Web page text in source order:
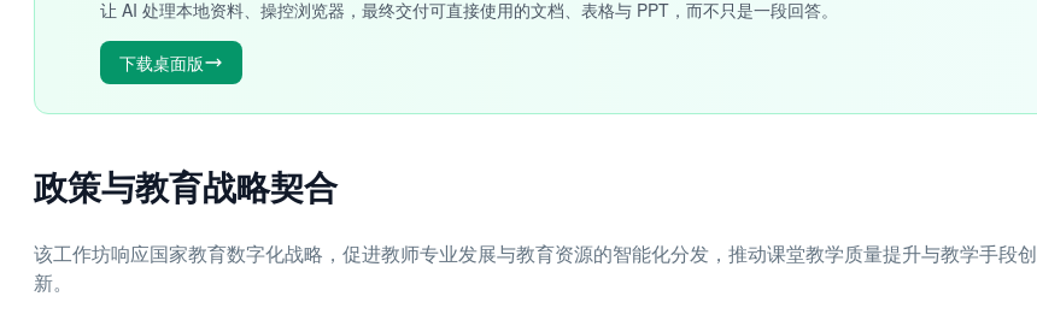
让 AI 处理本地资料、操控浏览器，最终交付可直接使用的文档、表格与 PPT，而不只是一段回答。
下载桌面版
政策与教育战略契合
该工作坊响应国家教育数字化战略，促进教师专业发展与教育资源的智能化分发，推动课堂教学质量提升与教学手段创
新。